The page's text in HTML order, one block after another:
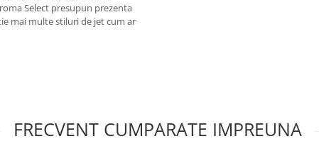
Select presupun prezenta
mai multe stiluri de jet cum ar
FRECVENT CUMPARATE IMPREUNA